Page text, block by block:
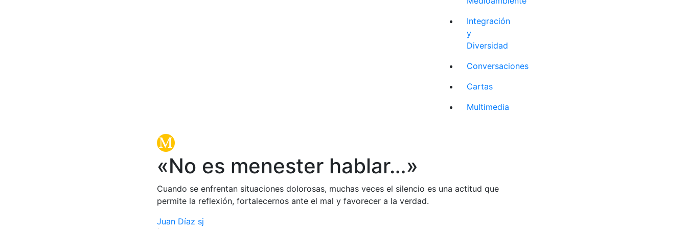
Integración
y
Diversidad
Conversaciones
Cartas
Multimedia
«No es menester hablar…»
Cuando se enfrentan situaciones dolorosas, muchas veces el silencio es una actitud que
permite la reflexión, fortalecernos ante el mal y favorecer a la verdad.
Juan Díaz sj